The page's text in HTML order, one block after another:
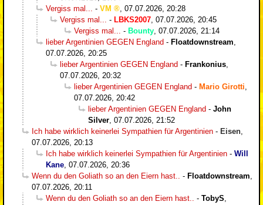
Vergiss mal...
- VM
07.07.2026, 20:28
Vergiss mal...
- LBKS2007 07.07.2026, 20:45
Vergiss mal...
- Bounty 07.07.2026, 21:14
lieber Argentinien GEGEN England - Floatdownstream
07.07.2026, 20:25
lieber Argentinien GEGEN England - Frankonius
07.07.2026, 20:32
lieber Argentinien GEGEN England - Mario Girotti
07.07.2026, 20:42
lieber Argentinien GEGEN England - John
Silver 07.07.2026, 21:52
Ich habe wirklich keinerlei Sympathien für Argentinien - Eisen
07.07.2026, 20:13
Ich habe wirklich keinerlei Sympathien für Argentinien - Will
Kane 07.07.2026, 20:36
Wenn du den Goliath so an den Eiern hast..
- Floatdownstream
07.07.2026, 20:11
Wenn du den Goliath so an den Eiern hast..
- TobyS